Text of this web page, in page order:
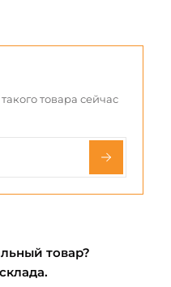
товара сейчас
товар?